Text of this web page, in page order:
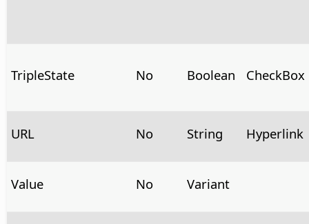
TripleState No Boolean CheckBox
URL No String Hyperlink
Value No Variant